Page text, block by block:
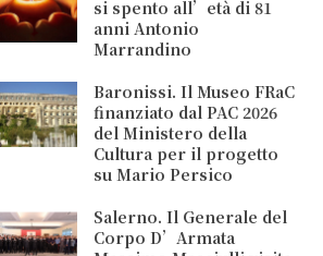
si spento all’età di 81
anni Antonio
Marrandino
Baronissi. Il Museo FRaC
finanziato dal PAC 2026
del Ministero della
Cultura per il progetto
su Mario Persico
Salerno. Il Generale del
Corpo D’Armata